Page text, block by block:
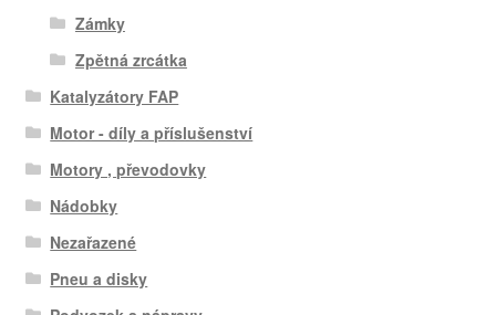
Zámky
Zpětná zrcátka
Katalyzátory FAP
Motor - díly a příslušenství
Motory , převodovky
Nádobky
Nezařazené
Pneu a disky